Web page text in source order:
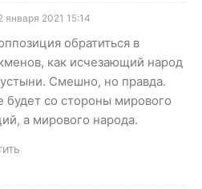
января 2021 15:14
обратиться в
как исчезающий народ
Смешно, но правда.
будет со стороны мирового
а мирового народа.